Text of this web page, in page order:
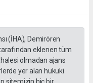
(İHA), Demirören
eklenen tüm
olmadan ajans
yer alan hukuki